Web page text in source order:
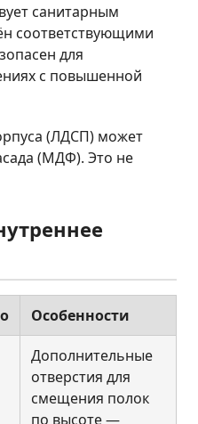
санитарным
соответствующими
для
с повышенной
(ЛДСП) может
(МДФ). Это не
Особенности
Дополнительные
отверстия для
смещения полок
по высоте —